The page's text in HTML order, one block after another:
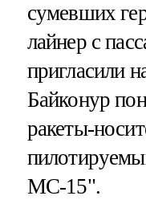
сумевших
лайнер с
пригласили
Байконур
ракеты-
МС-15".